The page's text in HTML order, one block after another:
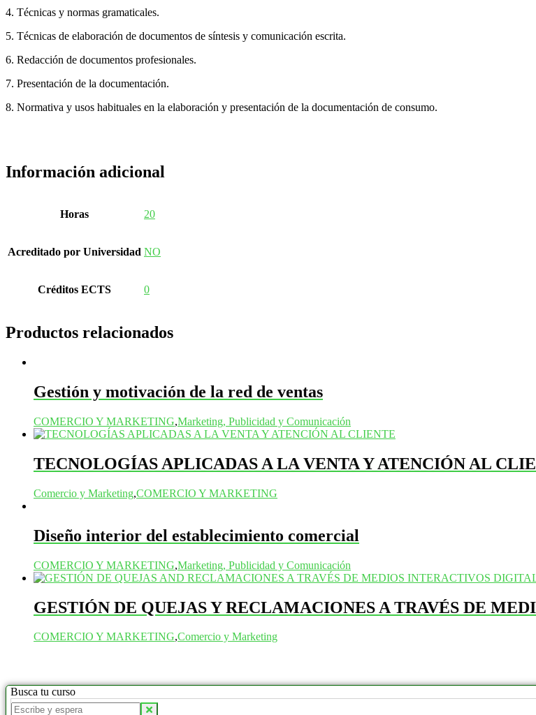
4. Técnicas y normas gramaticales.
5. Técnicas de elaboración de documentos de síntesis y comunicación escrita.
6. Redacción de documentos profesionales.
7. Presentación de la documentación.
8. Normativa y usos habituales en la elaboración y presentación de la documentación de consumo.
Información adicional
Horas 20
Acreditado por Universidad NO
Créditos ECTS 0
Productos relacionados
Gestión y motivación de la red de ventas
COMERCIO Y MARKETING,Marketing, Publicidad y Comunicación
TECNOLOGÍAS APLICADAS A LA VENTA Y ATENCIÓN AL
Comercio y Marketing,COMERCIO Y MARKETING
Diseño interior del establecimiento comercial
COMERCIO Y MARKETING,Marketing, Publicidad y Comunicación
GESTIÓN DE QUEJAS Y RECLAMACIONES A TRAVÉS DE
COMERCIO Y MARKETING,Comercio y Marketing
Busca tu curso
Buscar